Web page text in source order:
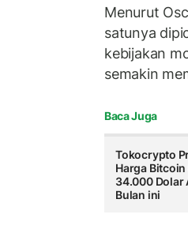
Menurut
satunya
kebijakan
semakin
Baca Juga
Tokocrypto
Harga Bitcoin
34.000 Dolar
Bulan ini